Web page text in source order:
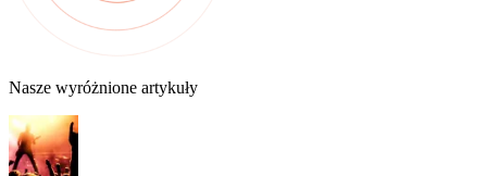
Nasze wyróżnione artykuły